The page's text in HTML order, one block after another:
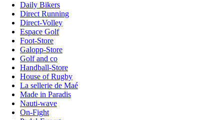
Daily Bikers
Direct Running
Direct-Volley
Espace Golf
Foot-Store
Galopp-Store
Golf and co
Handball-Store
House of Rugby
La sellerie de Maé
Made in Paradis
Nauti-wave
On-Fight